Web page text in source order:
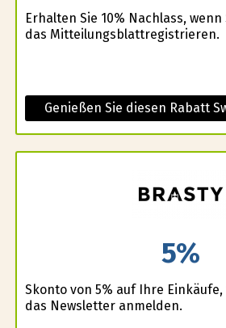
Erhalten Sie 10% Nachlass,
das Mitteilungsblattregistrieren.
Genießen Sie diesen Rabatt
5%
Skonto von 5% auf Ihre
das Newsletter anmelden.